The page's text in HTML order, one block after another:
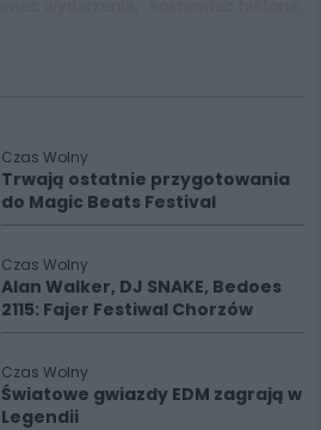
Czas Wolny
Trwają ostatnie przygotowania
do Magic Beats Festival
Czas Wolny
Alan Walker, DJ SNAKE, Bedoes
2115: Fajer Festiwal Chorzów
Czas Wolny
Światowe gwiazdy EDM zagrają w
Legendii